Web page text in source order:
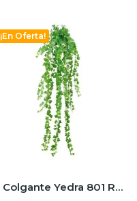
¡En Oferta!
🔥 Colgante Yedra 801 RF Ignífugo